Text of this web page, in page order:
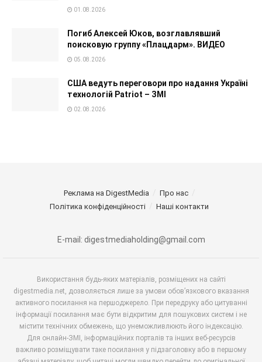
01.08.2026
Погиб Алексей Юков, возглавлявший
поисковую группу «Плацдарм». ВИДЕО
05.08.2026
США ведуть переговори про надання Україні
технологій Patriot – ЗМІ
02.08.2026
Реклама на DigestMedia
Про нас
Політика конфіденційності
Наші контакти
E-mail: digestmediaholding@gmail.com
Використання будь-яких матеріалів, розміщених на сайті
digestmedia.net, дозволяється лише за умови обов’язкового вказання
активного посилання на першоджерело. При передруку або цитуванні
інформації посилання має бути відкритим для пошукових систем і не
містити технічних обмежень, що унеможливлюють його індексацію.
Для онлайн-ЗМІ, інформаційних порталів та інших веб-ресурсів
важливо розміщувати таке посилання у підзаголовку або в першому